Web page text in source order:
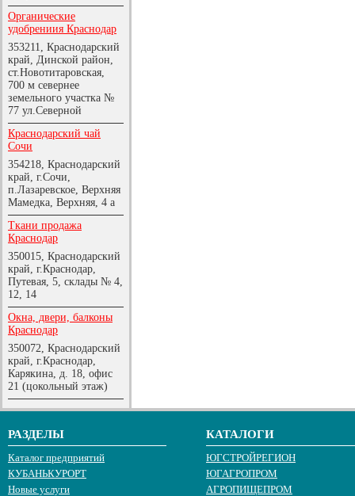
Органические
удобрениия Краснодар
353211, Краснодарский
край, Динской район,
ст.Новотитаровская,
700 м севернее
земельного участка №
77 ул.Северной
Краснодарский чай
Сочи
354218, Краснодарский
край, г.Сочи,
п.Лазаревское, Верхняя
Мамедка, Верхняя, 4 а
Ткани продажа
Краснодар
350015, Краснодарский
край, г.Краснодар,
Путевая, 5, склады № 4,
12, 14
Окна, двери, балконы
Краснодар
350072, Краснодарский
край, г.Краснодар,
Карякина, д. 18, офис
21 (цокольный этаж)
РАЗДЕЛЫ
Каталог предприятий
КУБАНЬКУРОРТ
Новые услуги
КАТАЛОГИ
ЮГСТРОЙРЕГИОН
ЮГАГРОПРОМ
АГРОПИЩЕПРОМ